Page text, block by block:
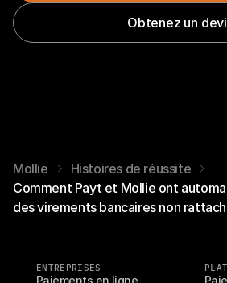
Obtenez un
Mollie
Histoires de réussite
Comment Payt et Mollie ont
des virements bancaires non
ENTREPRISES
Paiements en ligne